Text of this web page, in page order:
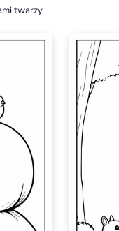
twarzy